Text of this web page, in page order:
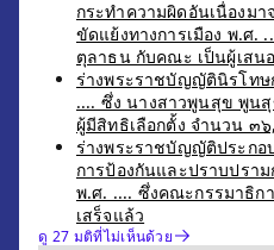
กระทำความผิดอันเนื่องม
ขัดแย้งทางการเมือง พ.ศ.
ตุลาธน กับคณะ เป็นผู้เสนอ
ร่างพระราชบัญญัตินิรโท
.... ซึ่ง นางสาวพูนสุข พูน
ผู้มีสิทธิเลือกตั้ง จำนวน ๓
ร่างพระราชบัญญัติประกอ
การป้องกันและปราบปรา
พ.ศ. .... ซึ่งคณะกรรมาธิก
เสร็จแล้ว
ดู 27 มติที่ไม่เห็นด้วย